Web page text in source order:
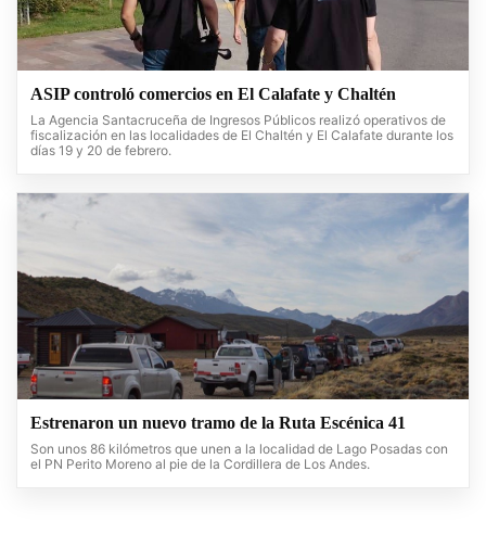
ASIP controló comercios en El Calafate y Chaltén
La Agencia Santacruceña de Ingresos Públicos realizó operativos de
fiscalización en las localidades de El Chaltén y El Calafate durante los
días 19 y 20 de febrero.
Estrenaron un nuevo tramo de la Ruta Escénica 41
Son unos 86 kilómetros que unen a la localidad de Lago Posadas con
el PN Perito Moreno al pie de la Cordillera de Los Andes.